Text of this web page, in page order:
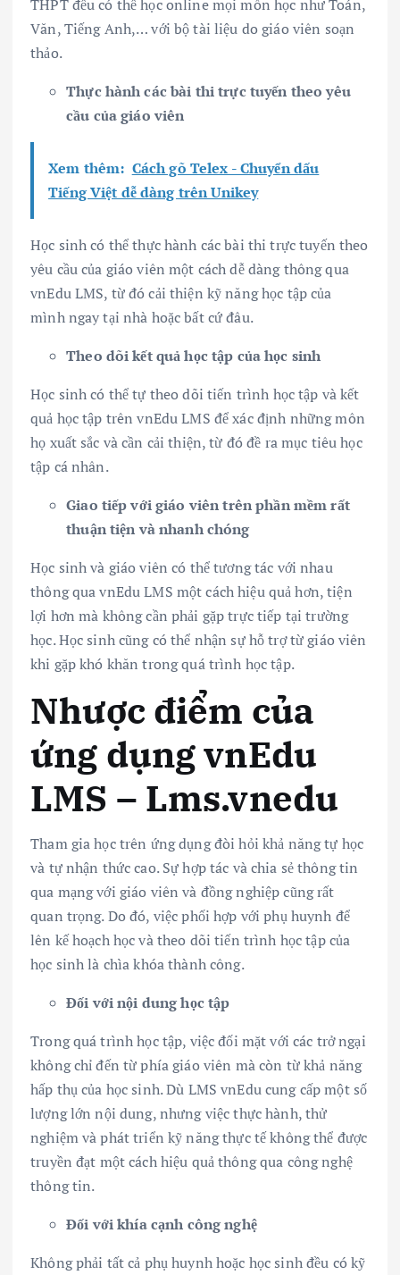
THPT đều có thể học online mọi môn học như Toán,
Văn, Tiếng Anh,… với bộ tài liệu do giáo viên soạn
thảo.
Thực hành các bài thi trực tuyến theo yêu
cầu của giáo viên
Xem thêm: Cách gõ Telex - Chuyển dấu
Tiếng Việt dễ dàng trên Unikey
Học sinh có thể thực hành các bài thi trực tuyến theo
yêu cầu của giáo viên một cách dễ dàng thông qua
vnEdu LMS, từ đó cải thiện kỹ năng học tập của
mình ngay tại nhà hoặc bất cứ đâu.
Theo dõi kết quả học tập của học sinh
Học sinh có thể tự theo dõi tiến trình học tập và kết
quả học tập trên vnEdu LMS để xác định những môn
họ xuất sắc và cần cải thiện, từ đó đề ra mục tiêu học
tập cá nhân.
Giao tiếp với giáo viên trên phần mềm rất
thuận tiện và nhanh chóng
Học sinh và giáo viên có thể tương tác với nhau
thông qua vnEdu LMS một cách hiệu quả hơn, tiện
lợi hơn mà không cần phải gặp trực tiếp tại trường
học. Học sinh cũng có thể nhận sự hỗ trợ từ giáo viên
khi gặp khó khăn trong quá trình học tập.
Nhược điểm của
ứng dụng vnEdu
LMS – Lms.vnedu
Tham gia học trên ứng dụng đòi hỏi khả năng tự học
và tự nhận thức cao. Sự hợp tác và chia sẻ thông tin
qua mạng với giáo viên và đồng nghiệp cũng rất
quan trọng. Do đó, việc phối hợp với phụ huynh để
lên kế hoạch học và theo dõi tiến trình học tập của
học sinh là chìa khóa thành công.
Đối với nội dung học tập
Trong quá trình học tập, việc đối mặt với các trở ngại
không chỉ đến từ phía giáo viên mà còn từ khả năng
hấp thụ của học sinh. Dù LMS vnEdu cung cấp một số
lượng lớn nội dung, nhưng việc thực hành, thử
nghiệm và phát triển kỹ năng thực tế không thể được
truyền đạt một cách hiệu quả thông qua công nghệ
thông tin.
Đối với khía cạnh công nghệ
Không phải tất cả phụ huynh hoặc học sinh đều có kỹ